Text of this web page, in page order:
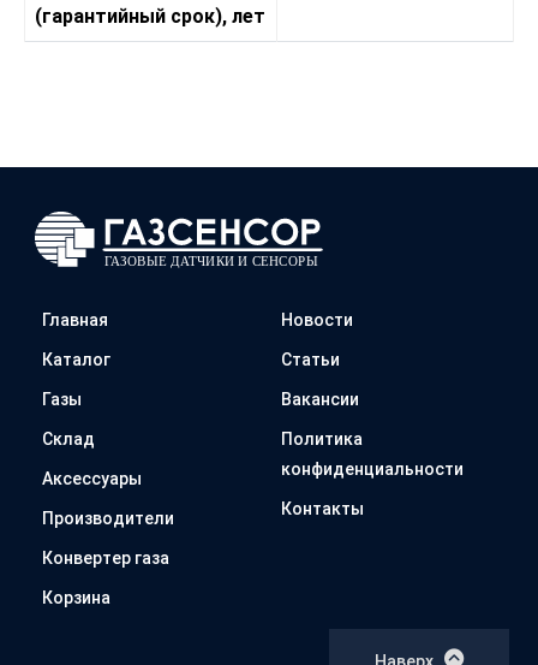
(гарантийный срок), лет
Главная
Каталог
Газы
Склад
Аксессуары
Производители
Конвертер газа
Корзина
Новости
Статьи
Вакансии
Политика
конфиденциальности
Контакты